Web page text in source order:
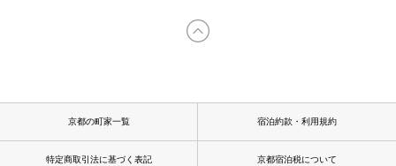
京都の町家一覧 宿泊約款・利用規約
特定商取引法に基づく表記 京都宿泊税について